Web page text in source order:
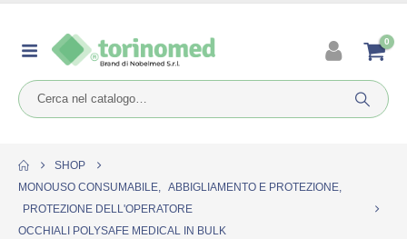
0
SHOP
MONOUSO CONSUMABILE, ABBIGLIAMENTO E PROTEZIONE,
PROTEZIONE DELL'OPERATORE
OCCHIALI POLYSAFE MEDICAL IN BULK